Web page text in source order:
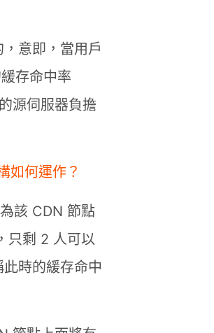
意即，當用戶
存命中率
源伺服器負擔
如何運作？
該 CDN 節點
只剩 2 人可以
時的緩存命中